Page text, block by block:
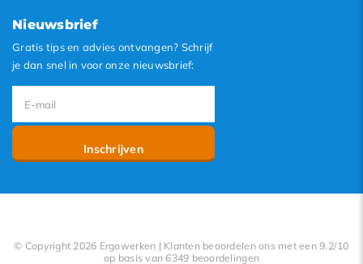
Nieuwsbrief
Gratis tips en advies ontvangen? Schrijf
je dan snel in voor onze nieuwsbrief:
Inschrijven
© Copyright 2026 Ergowerken | Klanten beoordelen ons met een 9.2/10
op basis van 6349 beoordelingen